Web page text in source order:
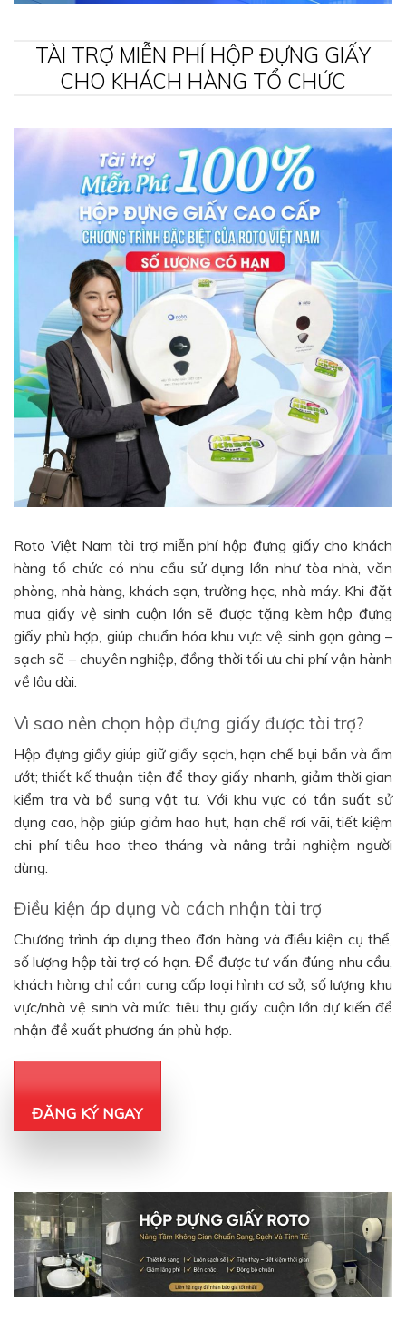
TÀI TRỢ MIỄN PHÍ HỘP ĐỰNG GIẤY
CHO KHÁCH HÀNG TỔ CHỨC
Roto Việt Nam tài trợ miễn phí hộp đựng giấy cho khách
hàng tổ chức có nhu cầu sử dụng lớn như tòa nhà, văn
phòng, nhà hàng, khách sạn, trường học, nhà máy. Khi đặt
mua giấy vệ sinh cuộn lớn sẽ được tặng kèm hộp đựng
giấy phù hợp, giúp chuẩn hóa khu vực vệ sinh gọn gàng –
sạch sẽ – chuyên nghiệp, đồng thời tối ưu chi phí vận hành
về lâu dài.
Vì sao nên chọn hộp đựng giấy được tài trợ?
Hộp đựng giấy giúp giữ giấy sạch, hạn chế bụi bẩn và ẩm
ướt; thiết kế thuận tiện để thay giấy nhanh, giảm thời gian
kiểm tra và bổ sung vật tư. Với khu vực có tần suất sử
dụng cao, hộp giúp giảm hao hụt, hạn chế rơi vãi, tiết kiệm
chi phí tiêu hao theo tháng và nâng trải nghiệm người
dùng.
Điều kiện áp dụng và cách nhận tài trợ
Chương trình áp dụng theo đơn hàng và điều kiện cụ thể,
số lượng hộp tài trợ có hạn. Để được tư vấn đúng nhu cầu,
khách hàng chỉ cần cung cấp loại hình cơ sở, số lượng khu
vực/nhà vệ sinh và mức tiêu thụ giấy cuộn lớn dự kiến để
nhận đề xuất phương án phù hợp.
ĐĂNG KÝ NGAY